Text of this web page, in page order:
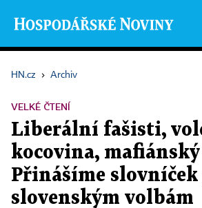
HN.cz › Archiv
VELKÉ ČTENÍ
Liberální fašisti,
kocovina,
Přinášíme
slovenským volbám